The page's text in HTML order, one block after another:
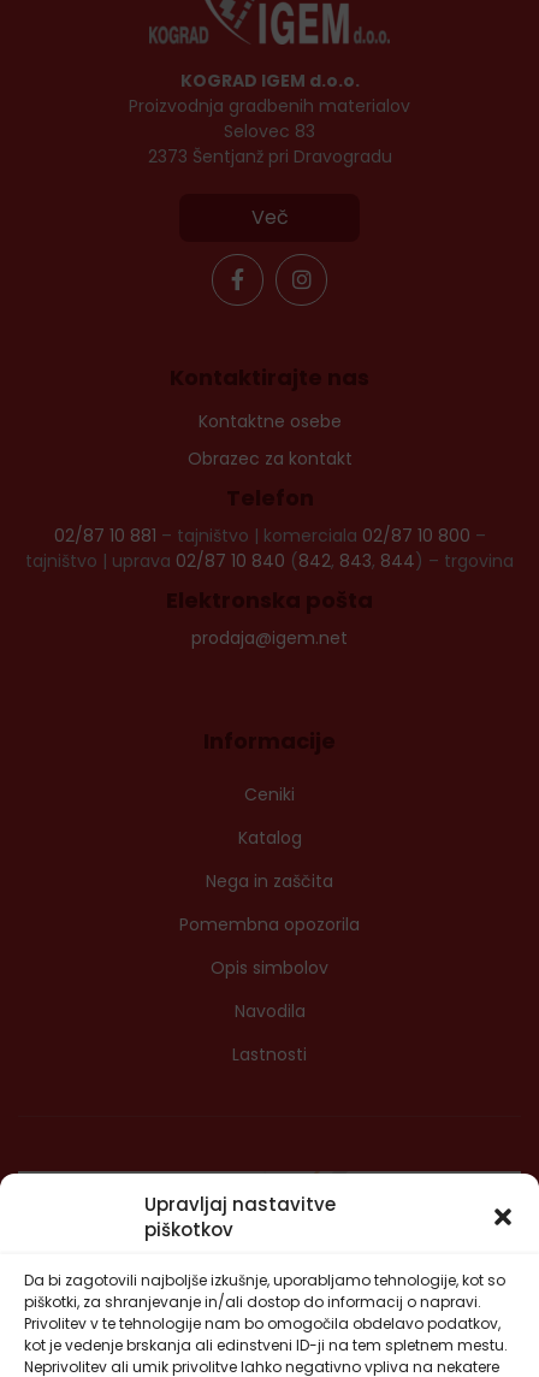
Upravljaj nastavitve
piškotkov
Da bi zagotovili najboljše izkušnje, uporabljamo tehnologije, kot so
piškotki, za shranjevanje in/ali dostop do informacij o napravi.
Privolitev v te tehnologije nam bo omogočila obdelavo podatkov,
kot je vedenje brskanja ali edinstveni ID-ji na tem spletnem mestu.
Neprivolitev ali umik privolitve lahko negativno vpliva na nekatere
KOGRAD IGEM d.o.o.
Proizvodnja gradbenih materialov
Selovec 83
2373 Šentjanž pri Dravogradu
Več
Kontaktirajte nas
Kontaktne osebe
Obrazec za kontakt
Telefon
02/87 10 881 – tajništvo | komerciala 02/87 10 800 –
tajništvo | uprava 02/87 10 840 (842, 843, 844) – trgovina
Elektronska pošta
prodaja@igem.net
Informacije
Ceniki
Katalog
Nega in zaščita
Pomembna opozorila
Opis simbolov
Navodila
Lastnosti